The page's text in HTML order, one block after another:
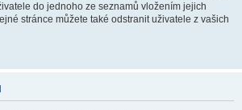
do jednoho ze seznamů vložením jejich
stránce můžete také odstranit uživatele z vašich